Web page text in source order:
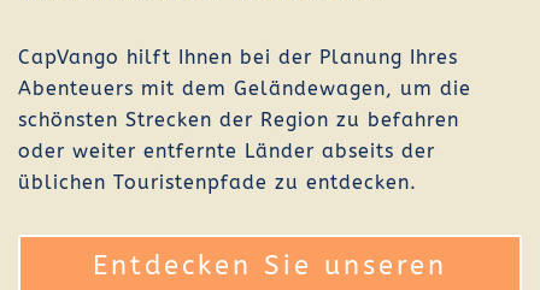
CapVango hilft Ihnen bei der Planung Ihres
Abenteuers mit dem Geländewagen, um die
schönsten Strecken der Region zu befahren
oder weiter entfernte Länder abseits der
üblichen Touristenpfade zu entdecken.
Entdecken Sie unseren